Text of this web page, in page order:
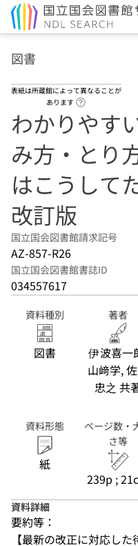
図書
表紙は所蔵館によって異なることが
あります
わかりやす
み方・とり
はこうして
改訂版
国立国会図書館請求記号
AZ-857-R26
国立国会図書館書誌ID
034557617
資料種別
図書
著者
伊波喜一
山﨑学,
忠之 共
資料形態
紙
ページ数・
さ等
239p ;
資料詳細
要約等：
【最新の改正に対応し